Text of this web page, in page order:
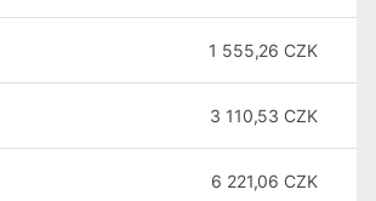
1 555,26 CZK
3 110,53 CZK
6 221,06 CZK